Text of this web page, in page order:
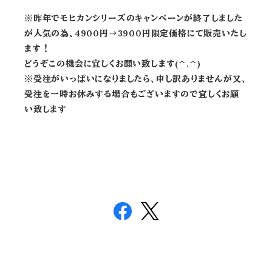
※昨年でモヒカンシリーズのキャンペーンが終了しました
が人気の為、4900円→3900円限定価格にて販売いたし
ます！
どうぞこの機会に宜しくお願い致します(^.^)
※受注がいっぱいになりましたら、申し訳ありませんが又、
受注を一時お休みする場合もございますので宜しくお願
い致します